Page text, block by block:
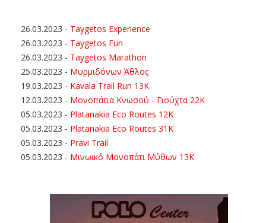
26.03.2023 - Taygetos Experience
26.03.2023 - Taygetos Fun
26.03.2023 - Taygetos Marathon
25.03.2023 - Μυρμιδόνων Άθλος
19.03.2023 - Kavala Trail Run 13K
12.03.2023 - Μονοπάτια Κνωσού - Γιούχτα 22Κ
05.03.2023 - Platanakia Eco Routes 12K
05.03.2023 - Platanakia Eco Routes 31K
05.03.2023 - Pravi Trail
05.03.2023 - Μινωικό Μονοπάτι Μύθων 13Κ